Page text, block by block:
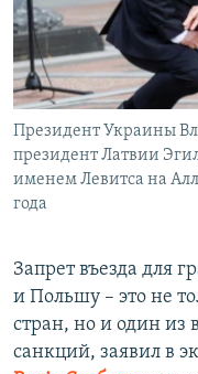
ПОБЕДИТЕЛЕЙ НЕ
КРЫМ.НЕПОКОРЕННЫЙ
ELIFBE
УКРАИНСКАЯ
ПРИСОЕДИНЯЙТЕСЬ!
Все сайты RFE/RL
Президент Украины
президент Латвии
именем Левитса на
года
Запрет въезда для
и Польшу – это не
стран, но и один из
санкций, заявил в